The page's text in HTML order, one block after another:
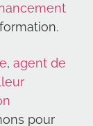
, agent de
pour